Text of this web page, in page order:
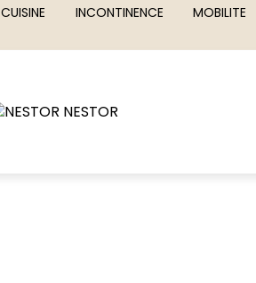
CUISINE INCONTINENCE MOBILITE